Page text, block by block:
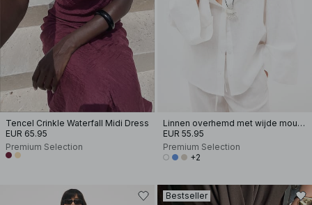
Tencel Crinkle Waterfall Midi Dress
EUR 65.95
Premium Selection
Linnen overhemd met wijde mouwen
EUR 55.95
Premium Selection
+2
Bestseller